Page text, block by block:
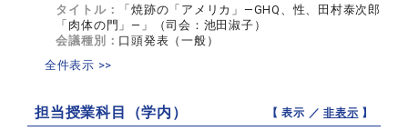
タイトル：
「焼跡の「アメリカ」―GHQ、性、田村泰次郎
「肉体の門」―」（司会：池田淑子）
会議種別： 口頭発表（一般）
全件表示 >>
担当授業科目（学内） 【 表示 ／非表示 】